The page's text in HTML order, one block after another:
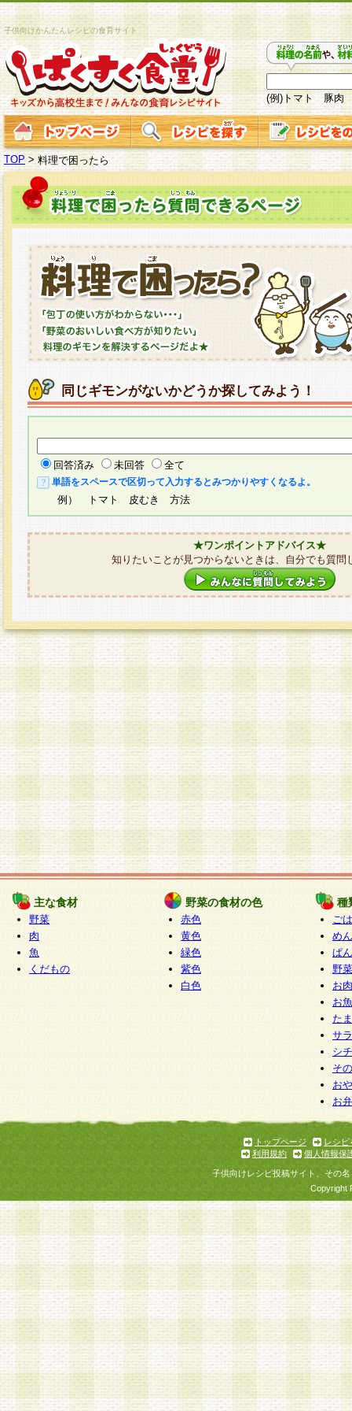
子供向けかんたんレシピの食育サイト
(例)トマト 豚肉
TOP >料理で困ったら
同じギモンがないかどうか探してみよう！
回答済み 未回答 全て
単語をスペースで区切って入力するとみつかりやすくなるよ。
例） トマト 皮むき 方法
★ワンポイントアドバイス★
知りたいことが見つからないときは、自分でも質問
主な食材
野菜
肉
魚
くだもの
野菜の食材の色
赤色
黄色
緑色
紫色
白色
種
ご
めん
ぱん
野
お
お
た
サ
シ
そ
お
お
トップページ
レシピ
利用規約
個人情報保
子供向けレシピ投稿サイト、その
Copyright